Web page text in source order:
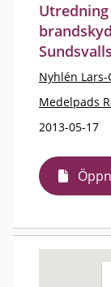
Nyhlén Lars-
Medelpads
2013-05-17